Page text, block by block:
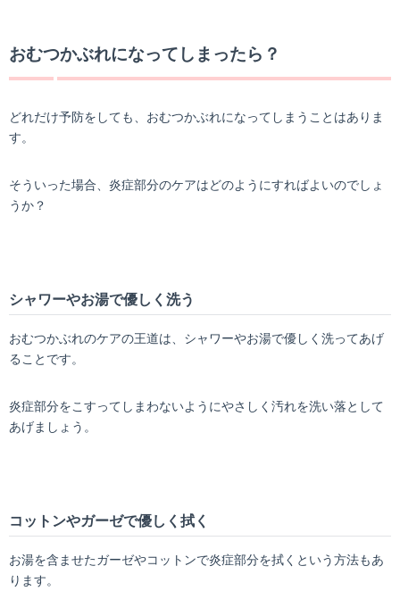
おむつかぶれになってしまったら？
どれだけ予防をしても、おむつかぶれになってしまうことはありま
す。
そういった場合、炎症部分のケアはどのようにすればよいのでしょ
うか？
シャワーやお湯で優しく洗う
おむつかぶれのケアの王道は、シャワーやお湯で優しく洗ってあげ
ることです。
炎症部分をこすってしまわないようにやさしく汚れを洗い落として
あげましょう。
コットンやガーゼで優しく拭く
お湯を含ませたガーゼやコットンで炎症部分を拭くという方法もあ
ります。